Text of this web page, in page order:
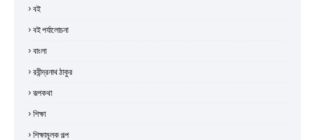
বই
বই পর্যালোচনা
বাংলা
রবীন্দ্রনাথ ঠাকুর
রূপকথা
শিক্ষা
শিক্ষামূলক গল্প